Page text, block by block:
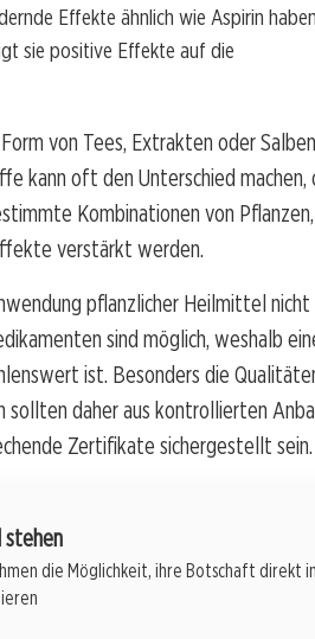
Effekte ähnlich wie Aspirin
sie positive Effekte auf die
von Tees, Extrakten oder
kann oft den Unterschied machen,
Kombinationen von
verstärkt werden.
pflanzlicher Heilmittel nicht
sind möglich, weshalb
ist. Besonders die
sollten daher aus kontrollierten
Zertifikate sichergestellt sein.
stehen
die Möglichkeit, ihre Botschaft direkt